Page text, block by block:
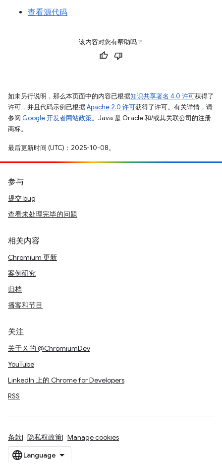
查看源代码
该内容对您有帮助吗？
如未另行说明，那么本页面中的内容已根据知识共享署名 4.0 许可获得了
许可，并且代码示例已根据Apache 2.0 许可获得了许可。有关详情，请
参阅 Google 开发者网站政策。Java 是 Oracle 和/或其关联公司的注册
商标。
最后更新时间 (UTC)：2025-10-08。
参与
提交 bug
查看未处理完毕的问题
相关内容
Chromium 更新
案例研究
归档
播客和节目
关注
关于 X 的 @ChromiumDev
YouTube
LinkedIn 上的 Chrome for Developers
RSS
条款 隐私权政策 Manage cookies